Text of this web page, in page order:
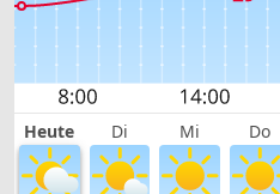
Heute Di Mi Do